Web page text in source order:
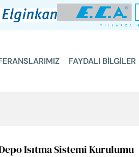
FAYDALI BİLGİLER
Isıtma Sistemi Kurulumu